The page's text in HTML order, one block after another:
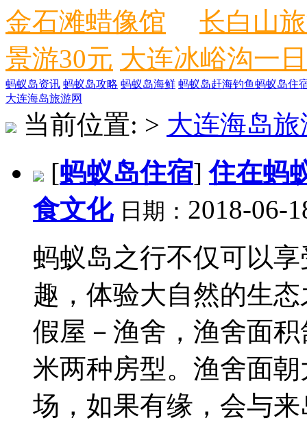
金石滩蜡像馆
长白山
景游30元 大连冰峪沟一
蚂蚁岛资讯 蚂蚁岛攻略 蚂蚁岛海鲜 蚂蚁岛赶海钓鱼蚂蚁岛住
大连海岛旅游网
当前位置: > 大连海岛旅
[蚂蚁岛住宿]住在蚂
食文化 日期： 2018-06-
蚂蚁岛之行不仅可以
趣，体验大自然的生
假屋－渔舍，渔舍面
米两种房型。渔舍面
场，如果有缘，会与